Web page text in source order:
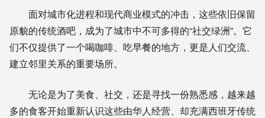
面对城市化进程和现代商业模式的冲击，这些依旧保留
原貌的传统酒吧，成为了城市中不可多得的“社交绿洲”。它
们不仅提供了一个喝咖啡、吃早餐的地方，更是人们交流、
建立邻里关系的重要场所。
无论是为了美食、社交，还是寻找一份熟悉感，越来越
多的食客开始重新认识这些由华人经营、却充满西班牙传统